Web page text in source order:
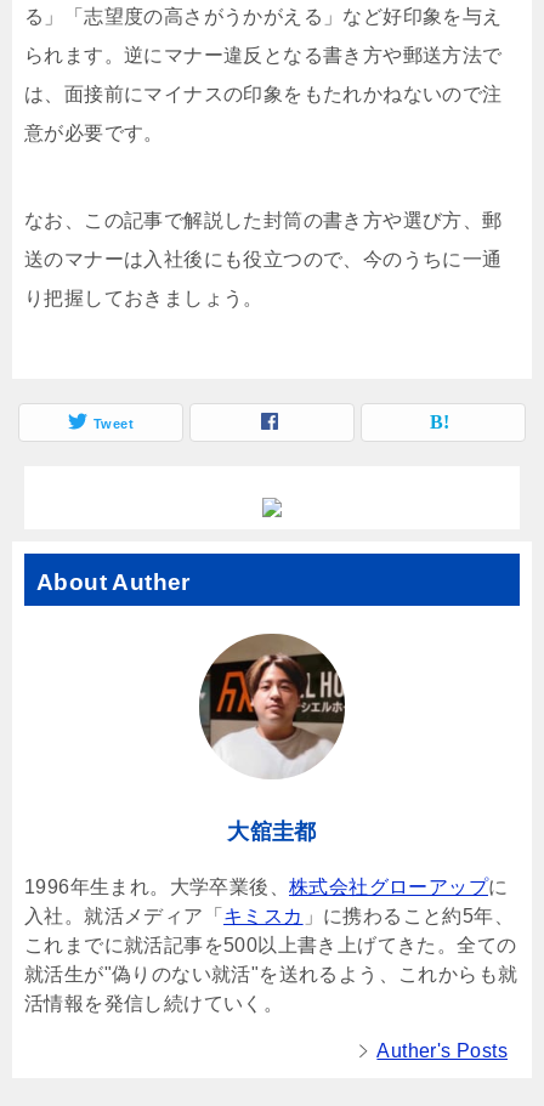
る」「志望度の高さがうかがえる」など好印象を与え
られます。逆にマナー違反となる書き方や郵送方法で
は、面接前にマイナスの印象をもたれかねないので注
意が必要です。
なお、この記事で解説した封筒の書き方や選び方、郵
送のマナーは入社後にも役立つので、今のうちに一通
り把握しておきましょう。
Tweet
About Auther
大舘圭都
1996年生まれ。大学卒業後、 株式会社グローアップに
入社。就活メディア「 キミスカ 」に携わること約5年、
これまでに就活記事を500以上書き上げてきた。全ての
就活生が"偽りのない就活"を送れるよう、これからも就
活情報を発信し続けていく。
Auther's Posts